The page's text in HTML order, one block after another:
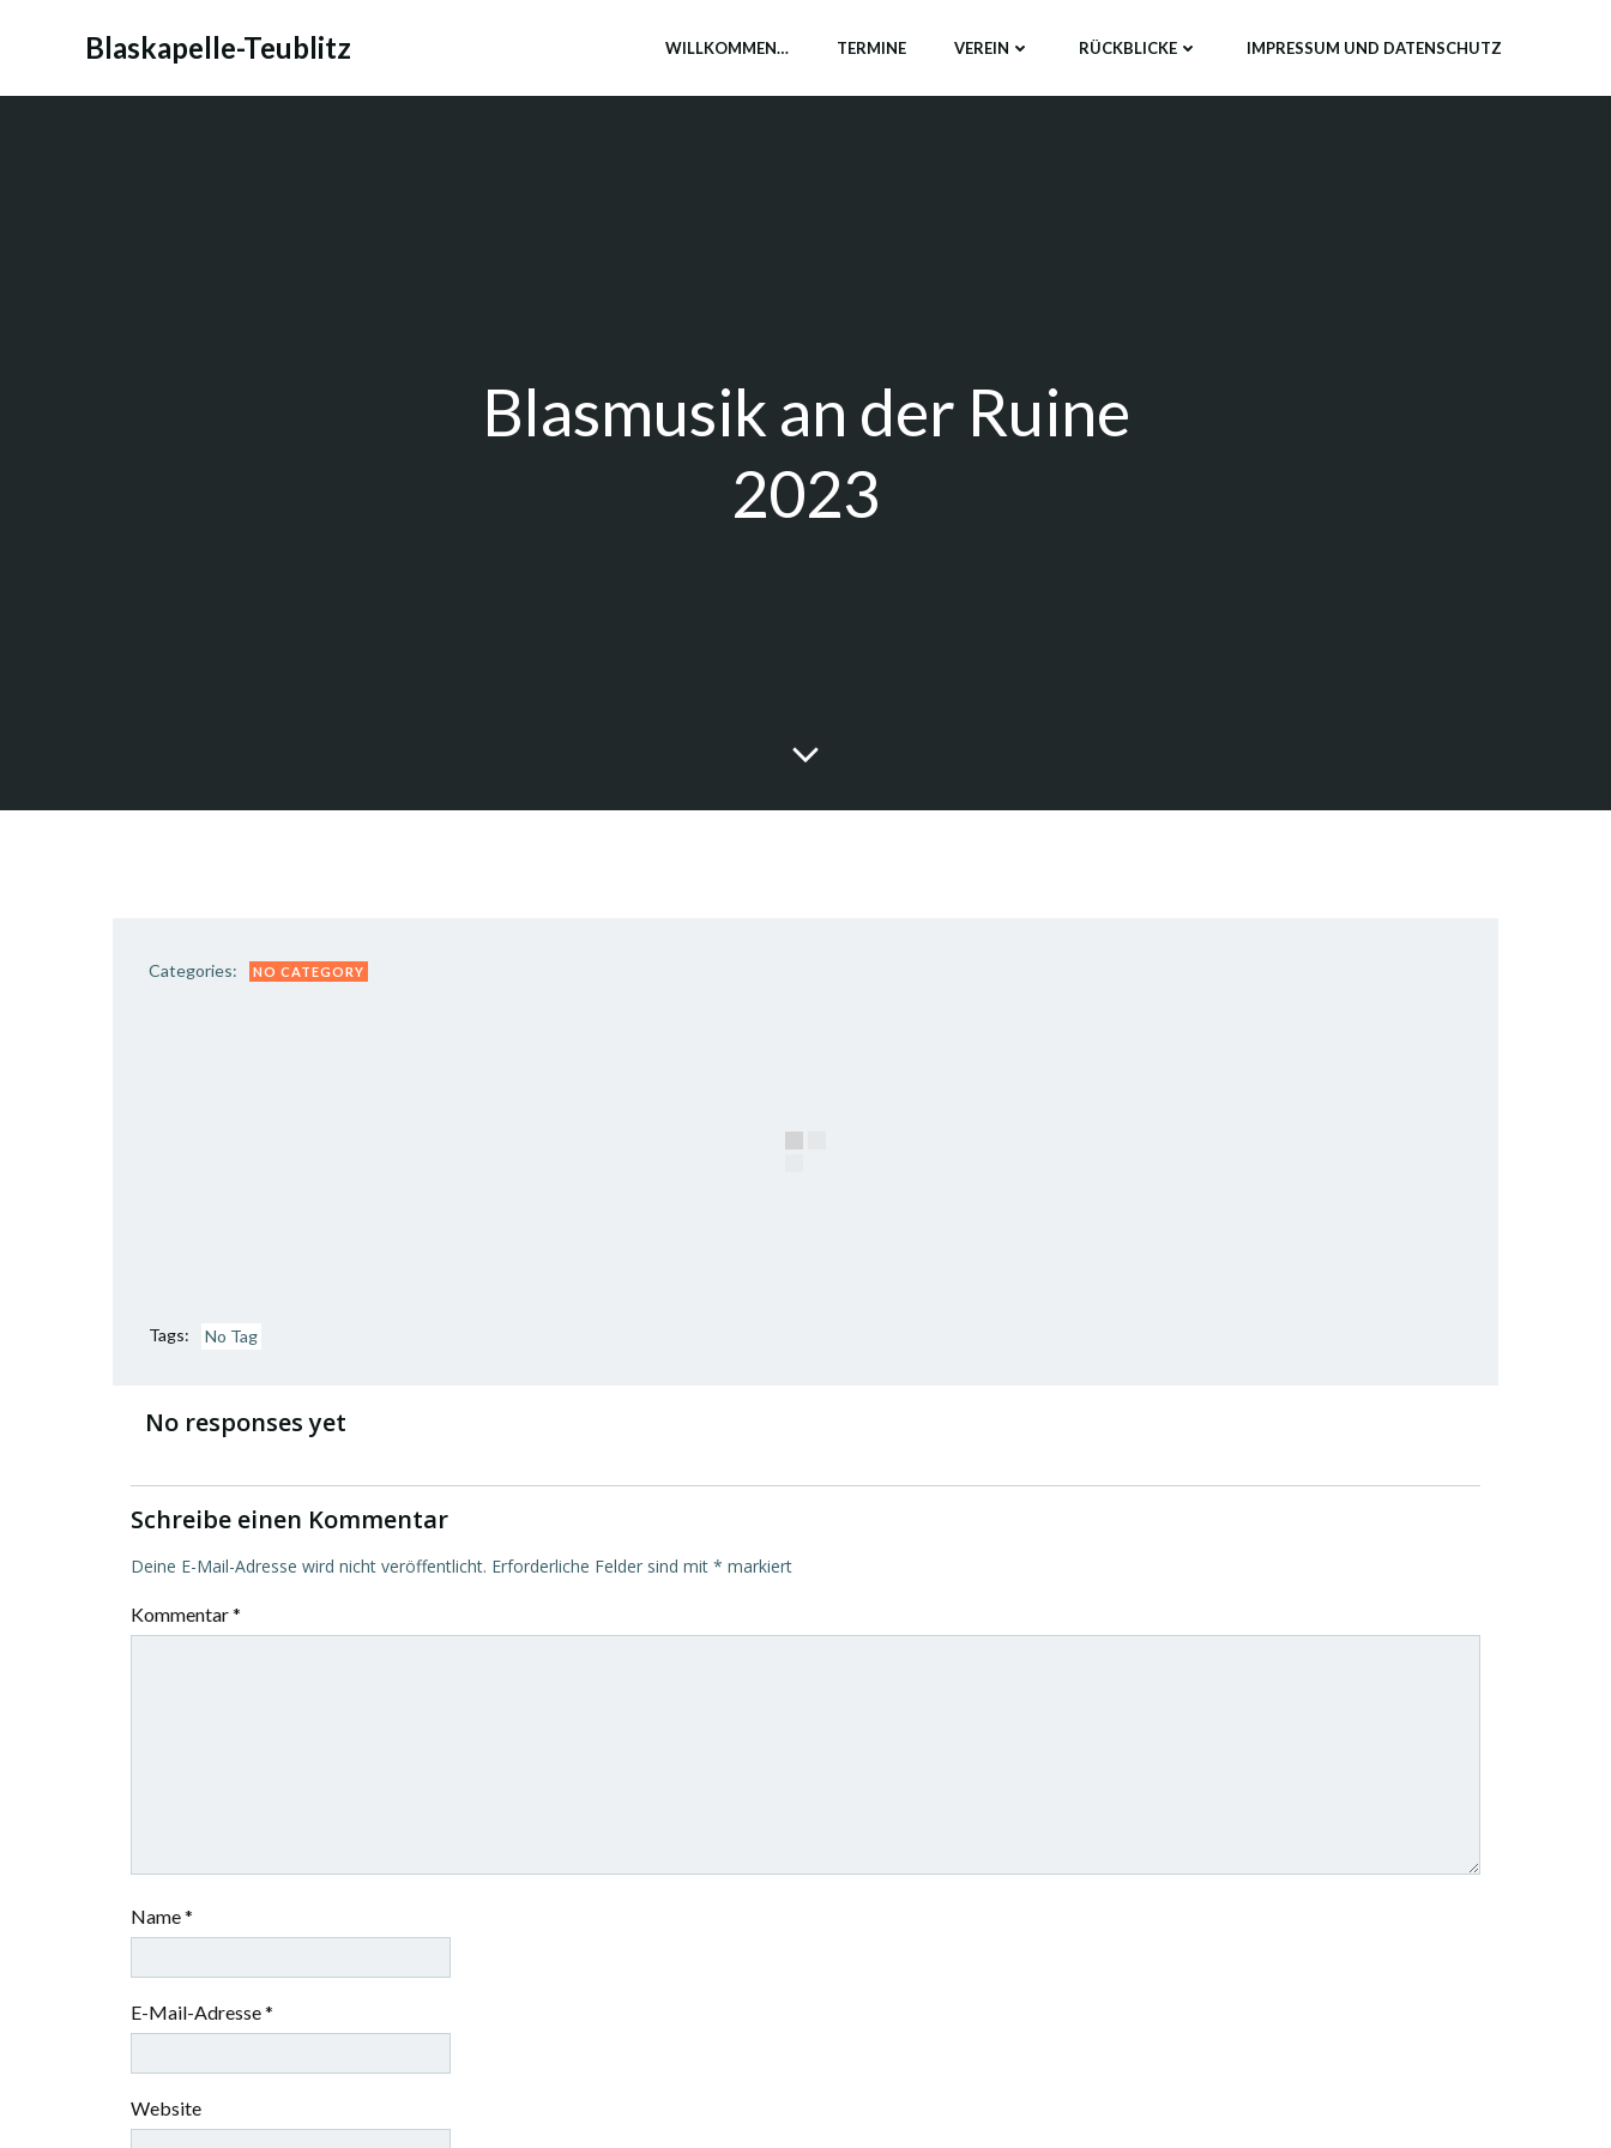
Blaskapelle-Teublitz WILLKOMMEN… TERMINE VEREIN RÜCKBLICKE IMPRESSUM UND DATENSCHUTZ
Blasmusik an der Ruine
2023
Categories: NO CATEGORY
Tags: No Tag
No responses yet
Schreibe einen Kommentar
Deine E-Mail-Adresse wird nicht veröffentlicht. Erforderliche Felder sind mit * markiert
Kommentar*
Name*
E-Mail-Adresse*
Website